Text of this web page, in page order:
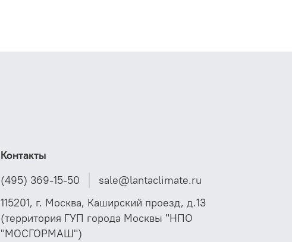
Контакты
(495) 369-15-50
sale@lantaclimate.ru
115201, г. Москва, Каширский проезд, д.13
(территория ГУП города Москвы "НПО
"МОСГОРМАШ")